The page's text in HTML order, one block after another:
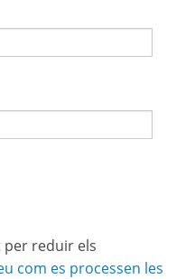
per reduir els
com es processen les